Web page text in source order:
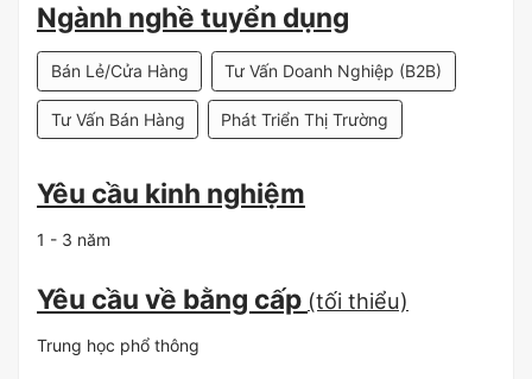
Ngành nghề tuyển dụng
Bán Lẻ/Cửa Hàng Tư Vấn Doanh Nghiệp (B2B)
Tư Vấn Bán Hàng Phát Triển Thị Trường
Yêu cầu kinh nghiệm
1 - 3 năm
Yêu cầu về bằng cấp (tối thiểu)
Trung học phổ thông